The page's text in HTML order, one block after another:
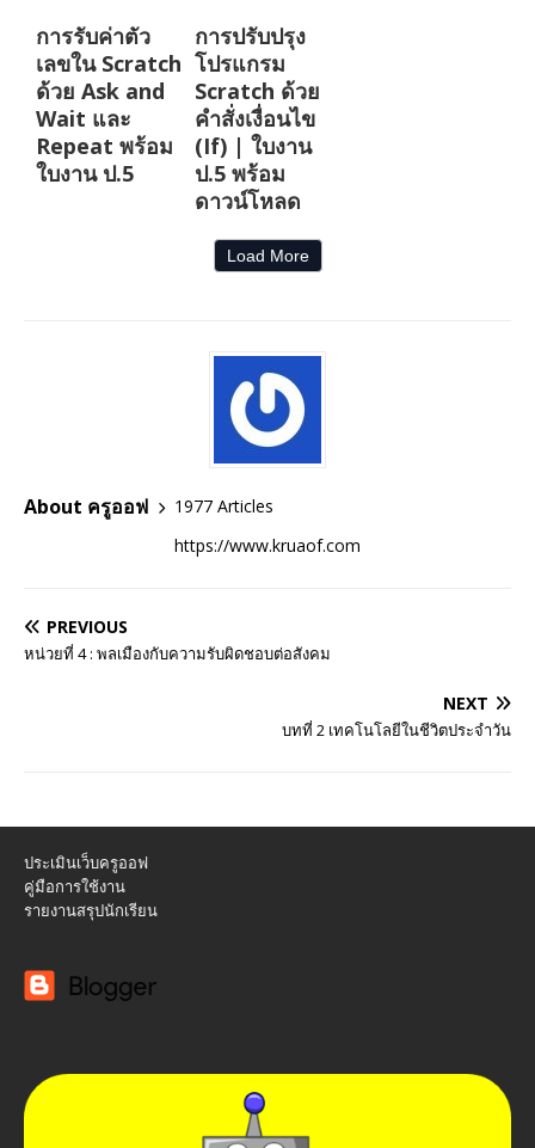
การรับค่าตัว
เลขใน Scratch
ด้วย Ask and
Wait และ
Repeat พร้อม
ใบงาน ป.5
การปรับปรุง
โปรแกรม
Scratch ด้วย
คำสั่งเงื่อนไข
(If) | ใบงาน
ป.5 พร้อม
ดาวน์โหลด
Load More
About ครูออฟ
1977 Articles
https://www.kruaof.com
PREVIOUS
หน่วยที่ 4 : พลเมืองกับความรับผิดชอบต่อสังคม
NEXT
บทที่ 2 เทคโนโลยีในชีวิตประจำวัน
ประเมินเว็บครูออฟ
คู่มือการใช้งาน
รายงานสรุปนักเรียน